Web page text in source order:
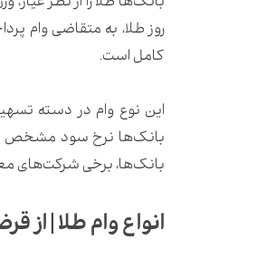
روز طلا، به متقاضی وام
کامل است.
این نوع وام در دسته
بانک‌ها، برخی شرکت‌های
انواع وام طلا | از